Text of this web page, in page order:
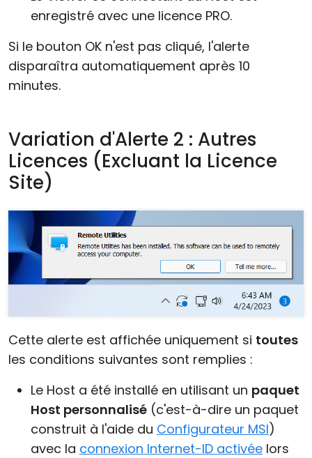
enregistré avec une licence PRO.
Si le bouton OK n'est pas cliqué, l'alerte
disparaîtra automatiquement après 10
minutes.
Variation d'Alerte 2 : Autres
Licences (Excluant la Licence
Site)
Cette alerte est affichée uniquement si toutes
les conditions suivantes sont remplies :
Le Host a été installé en utilisant un paquet
Host personnalisé (c'est-à-dire un paquet
construit à l'aide du Configurateur MSI)
avec la connexion Internet-ID activée lors